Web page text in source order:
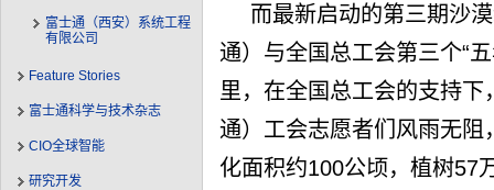
富士通（西安）系统工程
有限公司
Feature Stories
富士通科学与技术杂志
CIO全球智能
研究开发
而最新启动的第三期沙
通）与全国总工会第三个“
里，在全国总工会的支持下
通）工会志愿者们风雨无
化面积约100公顷，植树57